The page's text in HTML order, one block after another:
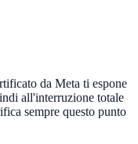
da Meta ti espone
all'interruzione totale
sempre questo punto